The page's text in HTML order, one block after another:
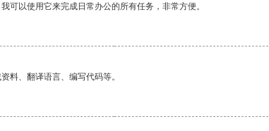
可以使用它来完成日常办公的所有任务，非常方便。
料、翻译语言、编写代码等。